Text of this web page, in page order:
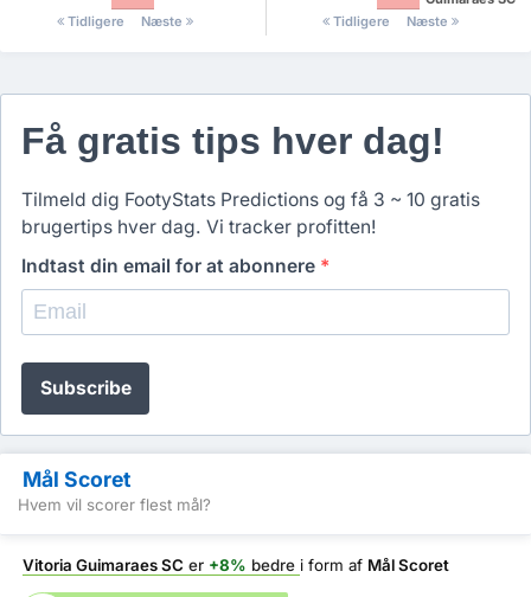
Tidligere
Næste
Tidligere
Næste
Få gratis tips hver dag!
Tilmeld dig FootyStats Predictions og få 3 ~ 10 gratis
brugertips hver dag. Vi tracker profitten!
Indtast din email for at abonnere *
Subscribe
Mål Scoret
Hvem vil scorer flest mål?
Vitoria Guimaraes SC er +8% bedre i form af Mål Scoret